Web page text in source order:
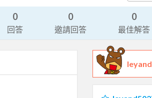
0
回答
0
邀請回答
0
最佳解答